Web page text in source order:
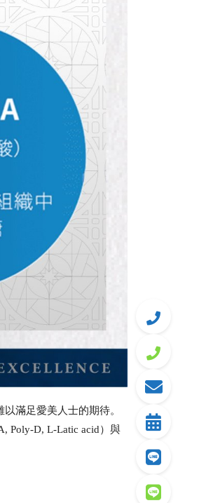
滿足愛美人士的期待。
Poly-D, L-Latic acid）與